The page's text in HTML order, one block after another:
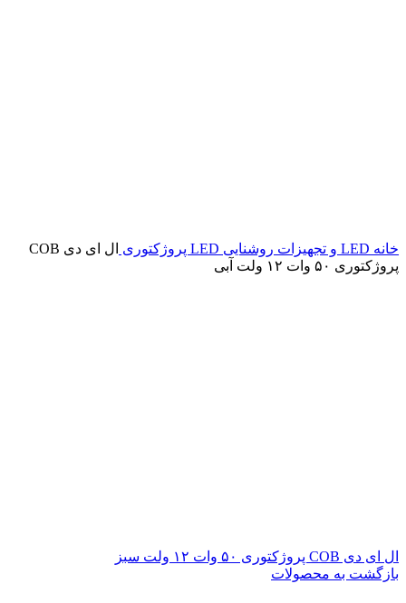
خانه LED و تجهیزات روشنایی LED پروژکتوری
ال ای دی COB
پروژکتوری ۵۰ وات ۱۲ ولت آبی
ال ای دی COB پروژکتوری ۵۰ وات ۱۲ ولت سبز
بازگشت به محصولات